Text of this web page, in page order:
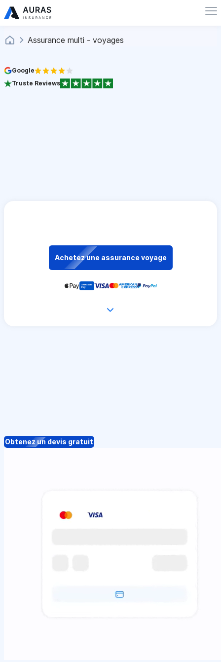
Assurance multi - voyages
Google
Truste Reviews
Achetez une assurance voyage
Obtenez un devis gratuit